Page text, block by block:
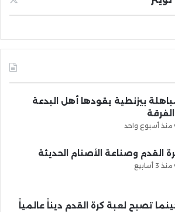
بيزنطية يقودها أهل البدعة
منذ أسبوع واحد
القدم وصناعة الأصنام الحديثة
منذ 3 أسابيع
تصبح لعبة كرة القدم ديناً عالمياً